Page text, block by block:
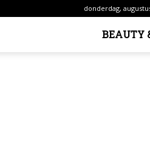
donderdag,
BEAUTY